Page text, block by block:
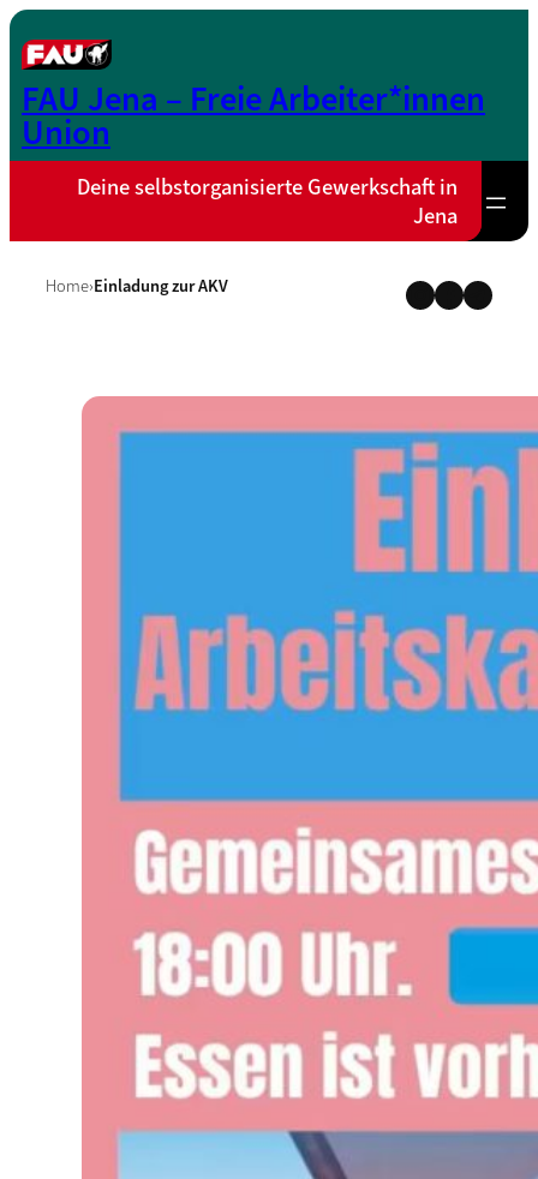
Zum
Inhalt
springen
FAU Jena – Freie Arbeiter*innen
Union
Deine selbstorganisierte Gewerkschaft in
Jena
Home›Einladung zur AKV Instagram